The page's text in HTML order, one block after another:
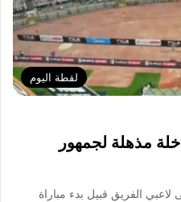
لقطة اليوم
مذهلة لجمهور
الفريق قبيل بدء مباراة